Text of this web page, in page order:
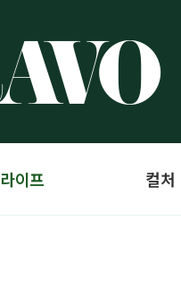
라이프 컬처